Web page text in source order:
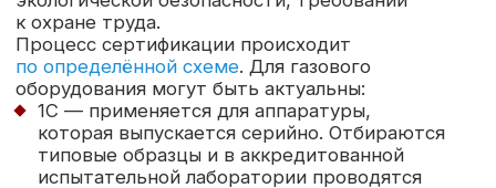
Испытания единичного или серийного образца
газового оборудования проходят
в специализированной аккредитованной
лаборатории, сотрудничество с которой
налажено органом сертификации. Все
перечисленные выше параметры оцениваются
в процессе эксплуатации. Для чего создаются
условия, максимально приближённые к ней.
Дополнительное искусственно создаются
риски возникновения пожаров и взрывов для
мониторинга предельных возможностей
изделия.